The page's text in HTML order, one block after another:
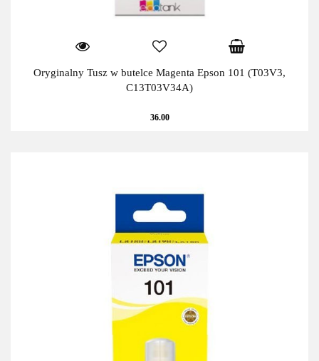
Oryginalny Tusz w butelce Magenta Epson 101 (T03V3,
C13T03V34A)
36.00